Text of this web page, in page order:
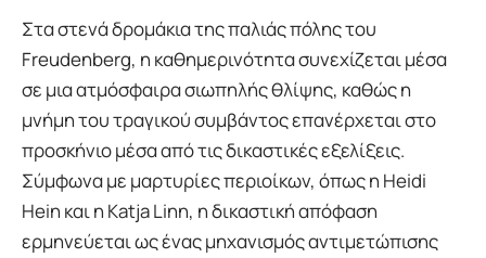
Στα στενά δρομάκια της παλιάς πόλης του
Freudenberg, η καθημερινότητα συνεχίζεται μέσα
σε μια ατμόσφαιρα σιωπηλής θλίψης, καθώς η
μνήμη του τραγικού συμβάντος επανέρχεται στο
προσκήνιο μέσα από τις δικαστικές εξελίξεις.
Σύμφωνα με μαρτυρίες περιοίκων, όπως η Heidi
Hein και η Katja Linn, η δικαστική απόφαση
ερμηνεύεται ως ένας μηχανισμός αντιμετώπισης